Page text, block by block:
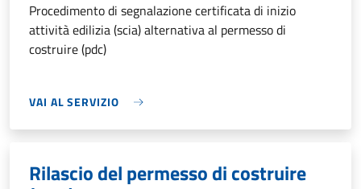
Procedimento di segnalazione certificata di inizio
attività edilizia (scia) alternativa al permesso di
costruire (pdc)
VAI AL SERVIZIO
Rilascio del permesso di costruire